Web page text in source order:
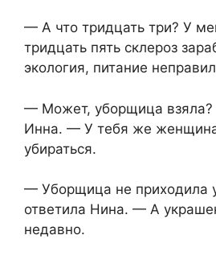
— А что тридцать три? У
тридцать пять склероз
экология, питание
— Может, уборщица
Инна. — У тебя же
убираться.
— Уборщица не приходила
ответила Нина. — А
недавно.